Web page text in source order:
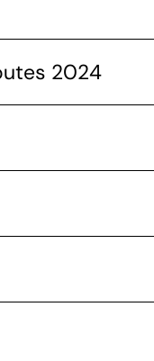
2024